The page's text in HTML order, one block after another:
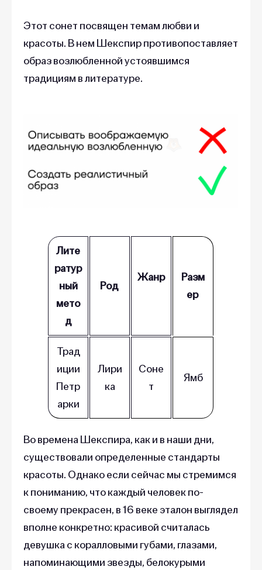
Этот сонет посвящен темам любви и
красоты. В нем Шекспир противопоставляет
образ возлюбленной устоявшимся
традициям в литературе.
Лите
ратур
ный
мето
д
Род
Жанр
Разм
ер
Трад
иции
Петр
арки
Лири
ка
Соне
т
Ямб
Во времена Шекспира, как и в наши дни,
существовали определенные стандарты
красоты. Однако если сейчас мы стремимся
к пониманию, что каждый человек по-
своему прекрасен, в 16 веке эталон выглядел
вполне конкретно: красивой считалась
девушка с коралловыми губами, глазами,
напоминающими звезды, белокурыми